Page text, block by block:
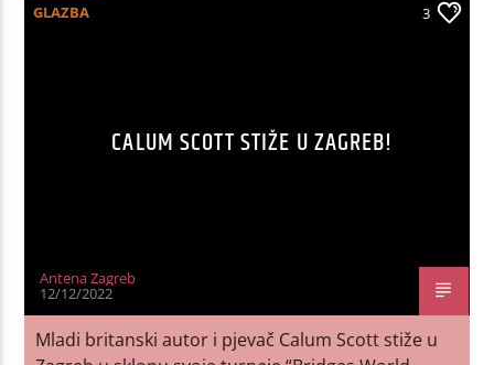
GLAZBA 3
CALUM SCOTT STIŽE U ZAGREB!
Antena Zagreb
12/12/2022
Mladi britanski autor i pjevač Calum Scott stiže u